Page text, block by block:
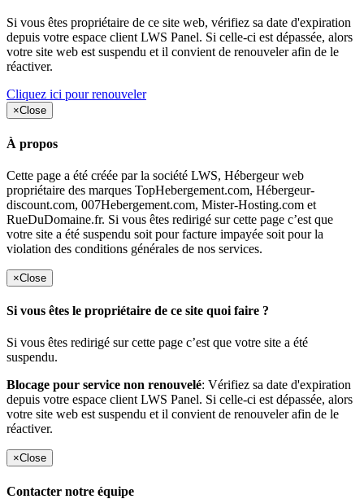
Si vous êtes propriétaire de ce site web, vérifiez sa date d'expiration
depuis votre espace client LWS Panel. Si celle-ci est dépassée, alors
votre site web est suspendu et il convient de renouveler afin de le
réactiver.
Cliquez ici pour renouveler
×Close
À propos
Cette page a été créée par la société LWS, Hébergeur web
propriétaire des marques TopHebergement.com, Hébergeur-
discount.com, 007Hebergement.com, Mister-Hosting.com et
RueDuDomaine.fr. Si vous êtes redirigé sur cette page c’est que
votre site a été suspendu soit pour facture impayée soit pour la
violation des conditions générales de nos services.
×Close
Si vous êtes le propriétaire de ce site quoi faire ?
Si vous êtes redirigé sur cette page c’est que votre site a été
suspendu.
Blocage pour service non renouvelé: Vérifiez sa date d'expiration
depuis votre espace client LWS Panel. Si celle-ci est dépassée, alors
votre site web est suspendu et il convient de renouveler afin de le
réactiver.
×Close
Contacter notre équipe